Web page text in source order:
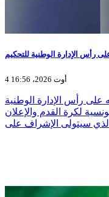
الإدارة الوطنية للتحكيم
4 أوت 2026، 16:56
رأس الإدارة الوطنية
لكرة القدم والإعلان